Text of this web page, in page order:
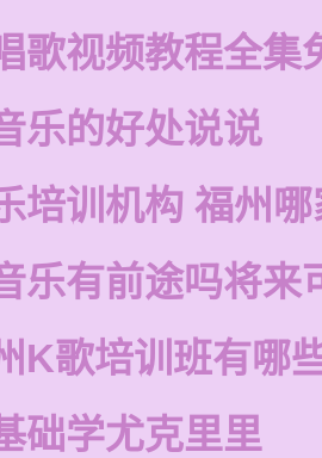
歌视频教程全集
乐的好处说说
培训机构 福州
乐有前途吗将来
K歌培训班有哪
础学尤克里里